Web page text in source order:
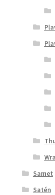
Samet
Satén